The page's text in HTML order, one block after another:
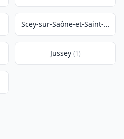
Scey-sur-Saône-et-Saint-Albin
Jussey (1)